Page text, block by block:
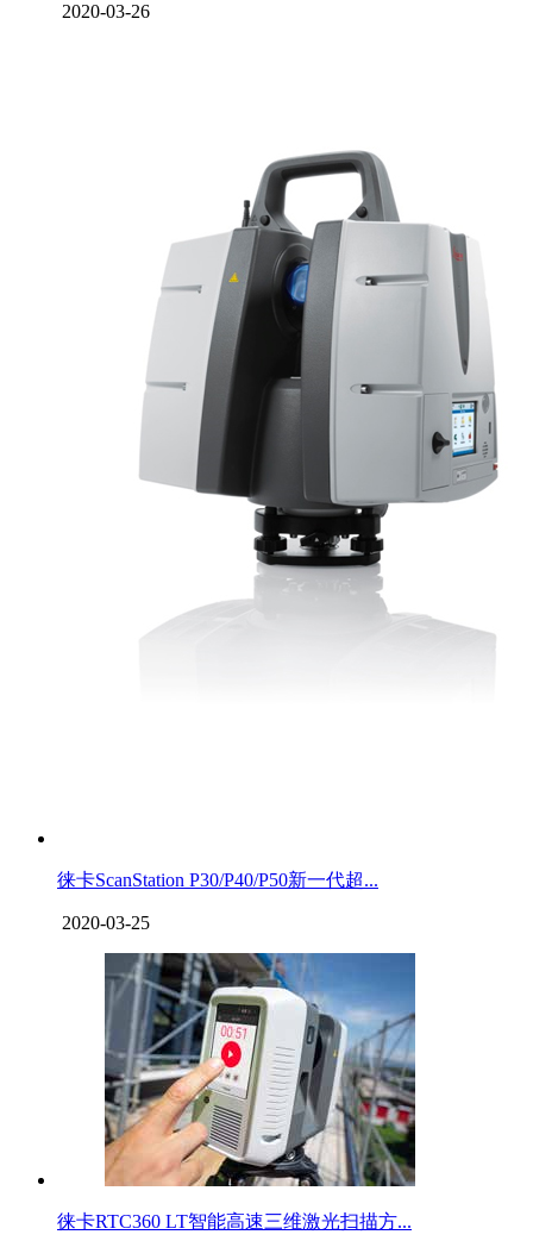
2020-03-26
徕卡ScanStation P30/P40/P50新一代超...
2020-03-25
徕卡RTC360 LT智能高速三维激光扫描方...